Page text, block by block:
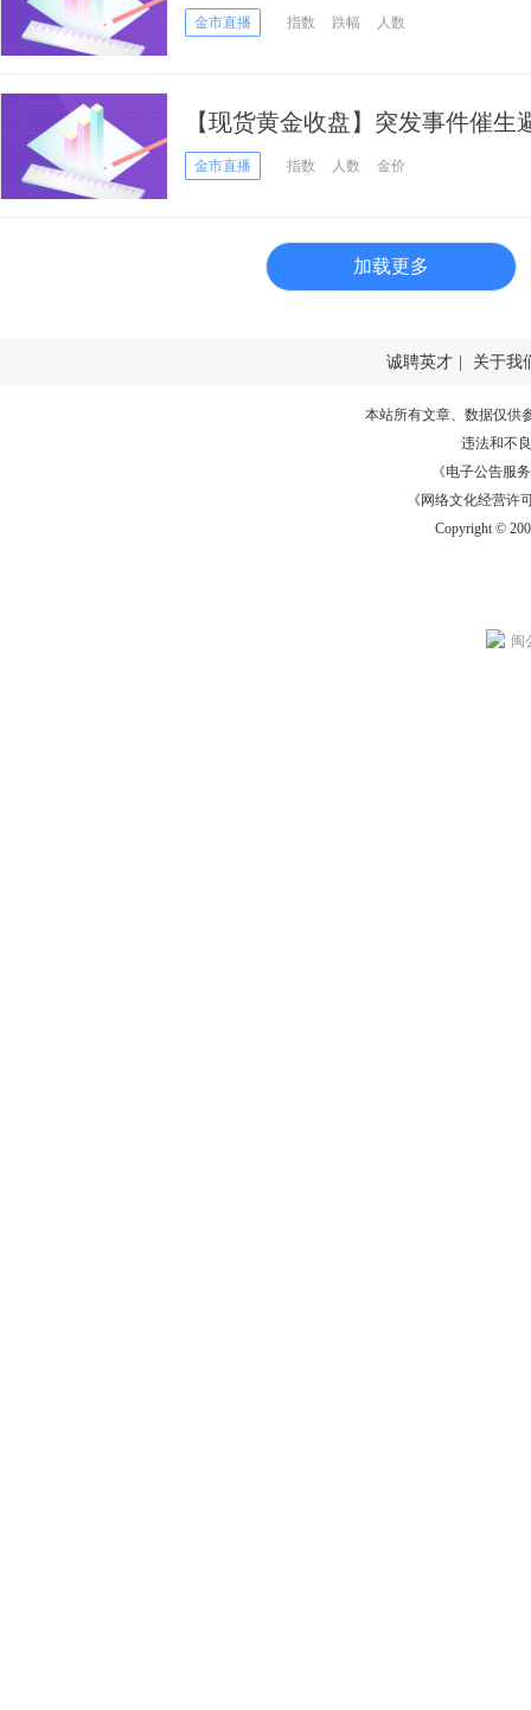
20美元
金市直播 指数 跌幅 人数
【现货黄金收盘】突发事件催
键阻力
金市直播 指数 人数 金价
加载更多
诚聘英才 关于我
本站所有文章、数据仅供
违法和不
《电子公告服务
《网络文化经营许
Copyright ©
闽